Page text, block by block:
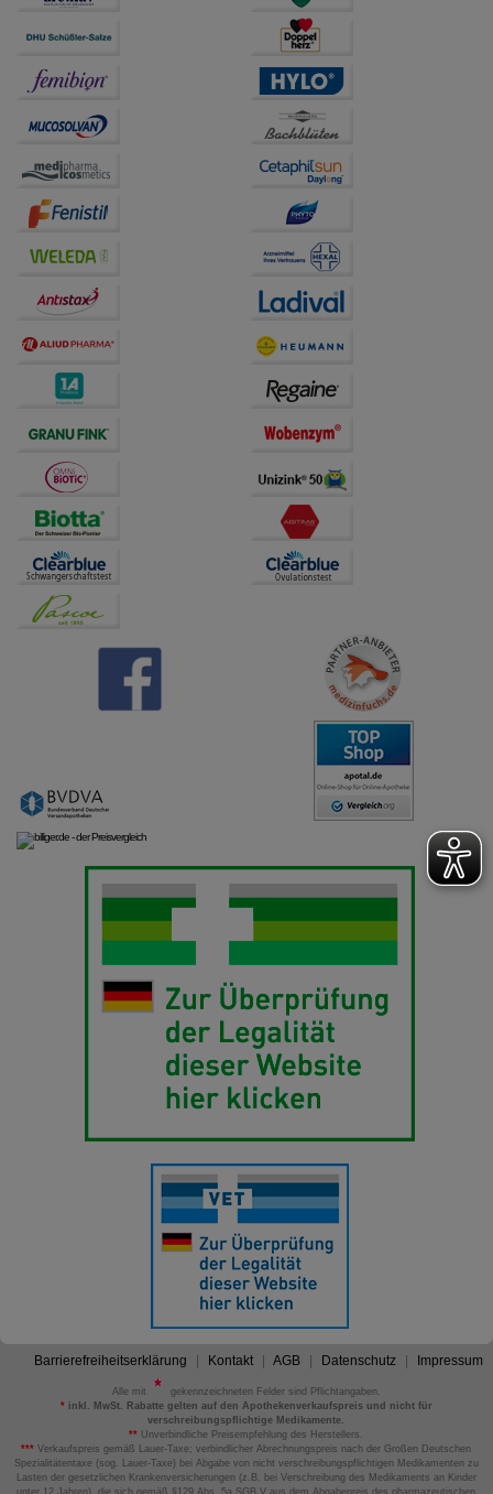
Barrierefreiheitserklärung Kontakt AGB Datenschutz Impressum
Alle mit
gekennzeichneten Felder sind Pflichtangaben.
*inkl. MwSt. Rabatte gelten auf den Apothekenverkaufspreis und nicht für
verschreibungspflichtige Medikamente.
** Unverbindliche Preisempfehlung des Herstellers.
*** Verkaufspreis gemäß Lauer-Taxe; verbindlicher Abrechnungspreis nach der Großen Deutschen
Spezialitätentaxe (sog. Lauer-Taxe) bei Abgabe von nicht verschreibungspflichtigen Medikamenten zu
Lasten der gesetzlichen Krankenversicherungen (z.B. bei Verschreibung des Medikaments an Kinder